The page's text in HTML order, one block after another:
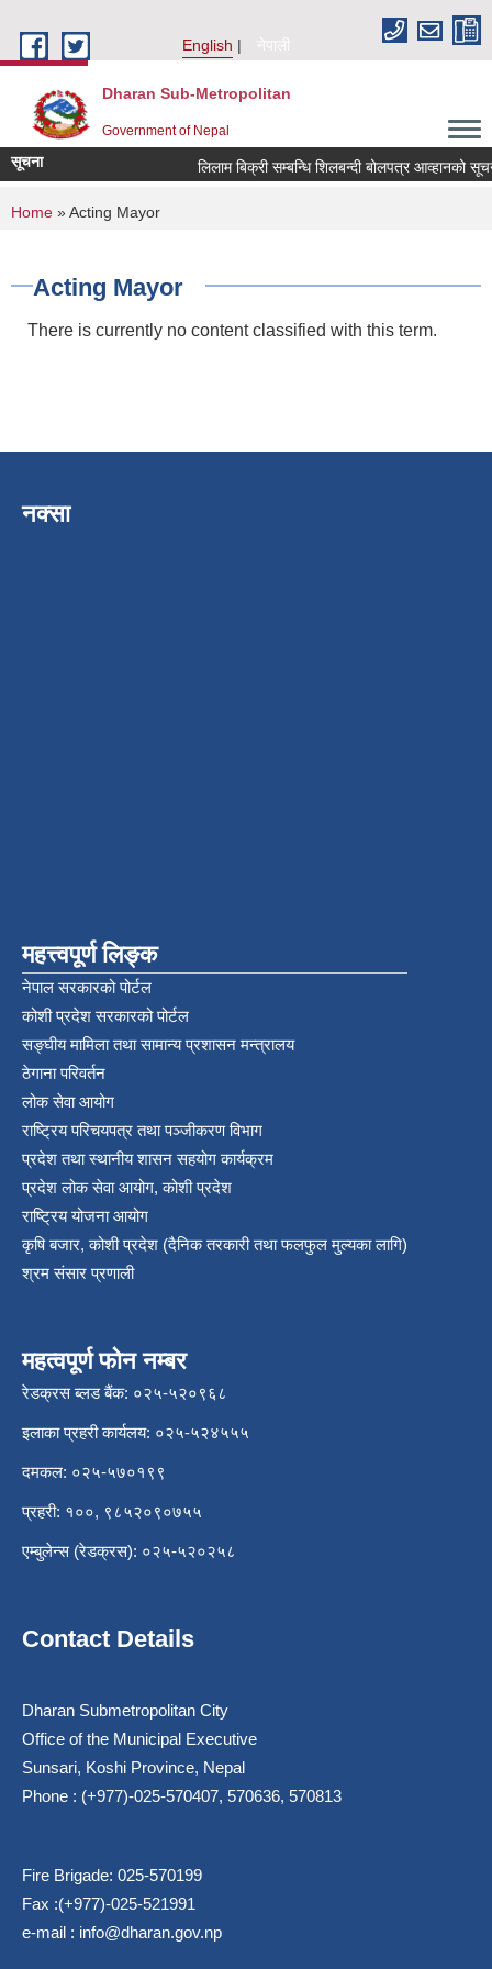
English
नेपाली
Dharan Sub-Metropolitan
Government of Nepal
सूचना लिलाम बिक्री सम्बन्धि शिलबन्दी बोलपत्र
You are here
Home » Acting Mayor
Acting Mayor
There is currently no content classified with this term.
नक्सा
महत्त्वपूर्ण लिङ्क
नेपाल सरकारको पोर्टल
कोशी प्रदेश सरकारको पोर्टल
सङ्‍घीय मामिला तथा सामान्य प्रशासन मन्त्रालय
ठेगाना परिवर्तन
लोक सेवा आयोग
राष्ट्रिय परिचयपत्र तथा पञ्‍जीकरण विभाग
प्रदेश तथा स्थानीय शासन सहयोग कार्यक्रम
प्रदेश लोक सेवा आयोग, कोशी प्रदेश
राष्ट्रिय योजना आयोग
कृषि बजार, कोशी प्रदेश (दैनिक तरकारी तथा फलफुल मुल्यका लागि)
श्रम संसार प्रणाली
महत्वपूर्ण फोन नम्बर
रेडक्रस ब्लड बैंक: ०२५-५२०९६८
इलाका प्रहरी कार्यलय: ०२५-५२४५५५
दमकल: ०२५-५७०१९९
प्रहरी: १००, ९८५२०९०७५५
एम्बुलेन्स (रेडक्रस): ०२५-५२०२५८
Contact Details
Dharan Submetropolitan City
Office of the Municipal Executive
Sunsari, Koshi Province, Nepal
Phone : (+977)-025-570407, 570636, 570813
Fire Brigade: 025-570199
Fax :(+977)-025-521991
e-mail : info@dharan.gov.np